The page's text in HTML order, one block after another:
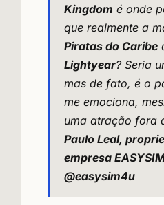
Kingdom é onde
que realmente a
Piratas do Caribe
Lightyear? Seria
mas de fato, é o
me emociona,
uma atração fora
Paulo Leal,
empresa
@easysim4u